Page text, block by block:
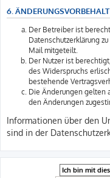
6. ÄNDERUNGSVORBEHALT
Der Betreiber ist
Datenschutzerklärung
Mail mitgeteilt.
Der Nutzer ist
des Widerspruchs
bestehende
Die Änderungen gelten
den Änderungen
Informationen über den
sind in der